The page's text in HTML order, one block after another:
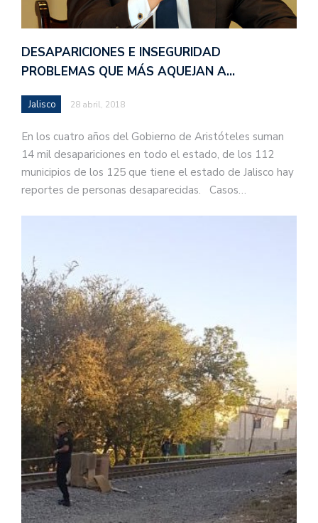
DESAPARICIONES E INSEGURIDAD
PROBLEMAS QUE MÁS AQUEJAN A…
Jalisco 28 abril, 2018
En los cuatro años del Gobierno de Aristóteles suman
14 mil desapariciones en todo el estado, de los 112
municipios de los 125 que tiene el estado de Jalisco hay
reportes de personas desaparecidas. Casos…